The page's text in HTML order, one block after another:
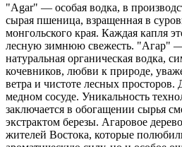
"Agar" — особая водка, в
сырая пшеница, взращенная в
монгольского края. Каждая капля
лесную зимнюю свежесть. "Агар"
натуральная органическая водка,
кочевников, любви к природе,
ветра и чистоте лесных просторов.
медном сосуде. Уникальность
заключается в обогащении сырья
экстрактом березы. Агаровое
жителей Востока, которые